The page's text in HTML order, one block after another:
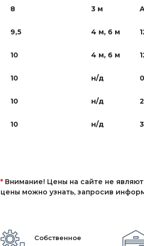
8 3 м
9,5 4 м, 6 м
10 4 м, 6 м
10 н/д
10 н/д
10 н/д
* Внимание! Цены на сайте не
цены можно узнать, запросив
Собственное